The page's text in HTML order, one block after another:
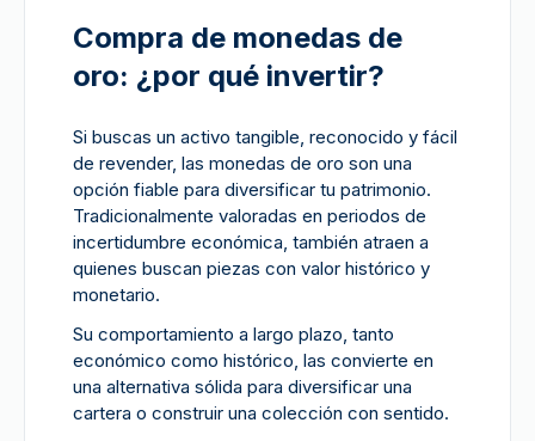
Compra de monedas de
oro: ¿por qué invertir?
Si buscas un activo tangible, reconocido y fácil
de revender, las monedas de oro son una
opción fiable para diversificar tu patrimonio.
Tradicionalmente valoradas en periodos de
incertidumbre económica, también atraen a
quienes buscan piezas con valor histórico y
monetario.
Su comportamiento a largo plazo, tanto
económico como histórico, las convierte en
una alternativa sólida para diversificar una
cartera o construir una colección con sentido.